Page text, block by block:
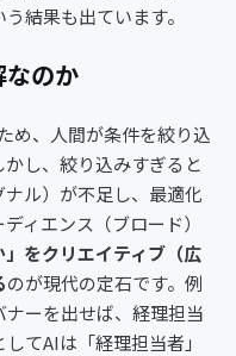
結果も出ています。
のか
め、人間が条件を絞り込
し、絞り込みすぎると
ル）が不足し、最適化
ィエンス（ブロード）
」をクリエイティブ（広
のが現代の定石です。例
ーを出せば、経理担当
てAIは「経理担当者」